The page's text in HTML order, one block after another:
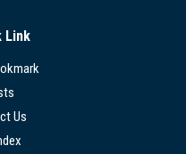
Link
Us